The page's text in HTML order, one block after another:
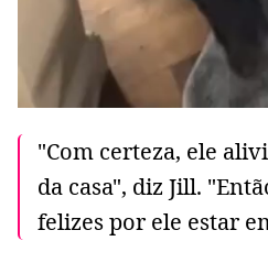
"Com certeza, ele
da casa", diz Jill.
felizes por ele estar